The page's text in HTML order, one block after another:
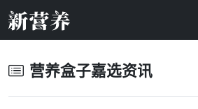
营养盒子嘉选资讯